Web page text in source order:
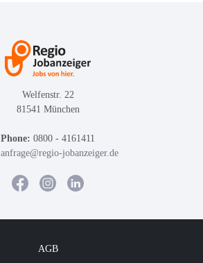
Welfenstr. 22
81541 München
Phone: 0800 - 4161411
anfrage@regio-jobanzeiger.de
AGB